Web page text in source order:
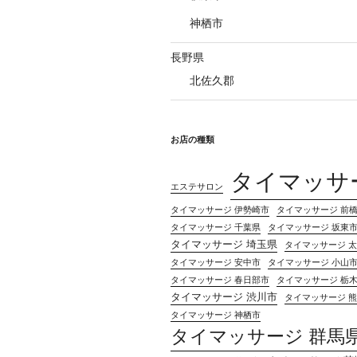
神栖市
長野県
北佐久郡
お店の種類
エステサロン タイマッサ
タイマッサージ 伊勢崎市
タイマッサージ 前
タイマッサージ 千葉県
タイマッサージ 坂東市
タイマッサージ 埼玉県
タイマッサージ
タイマッサージ 安中市
タイマッサージ 小山市
タイマッサージ 春日部市
タイマッサージ 栃
タイマッサージ 渋川市
タイマッサージ
タイマッサージ 神栖市
タイマッサージ 群馬